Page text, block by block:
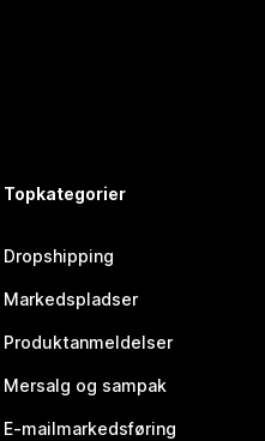
Topkategorier
Dropshipping
Markedspladser
Produktanmeldelser
Mersalg og sampak
E-mailmarkedsføring